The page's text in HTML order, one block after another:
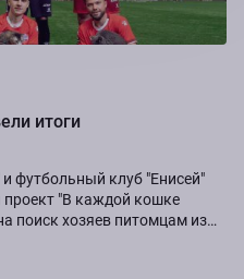
итоги
футбольный клуб "Енисей"
"В каждой кошке
поиск хозяев питомцам из